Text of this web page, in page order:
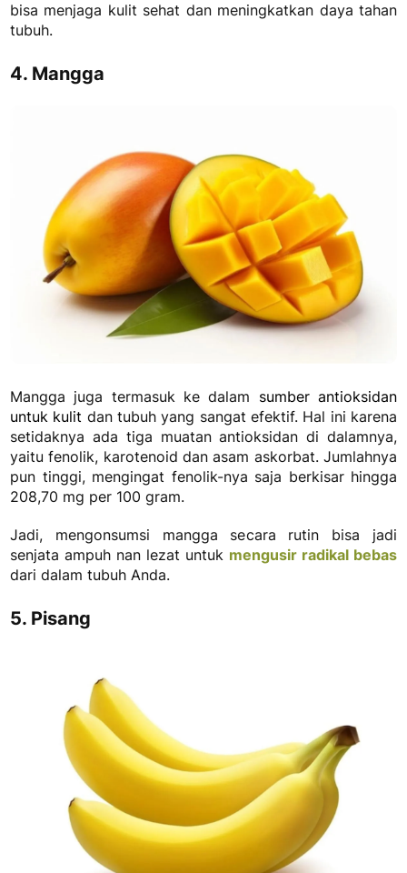
bisa menjaga kulit sehat dan meningkatkan daya tahan
tubuh.
4. Mangga
Mangga juga termasuk ke dalam sumber antioksidan
untuk kulit dan tubuh yang sangat efektif. Hal ini karena
setidaknya ada tiga muatan antioksidan di dalamnya,
yaitu fenolik, karotenoid dan asam askorbat. Jumlahnya
pun tinggi, mengingat fenolik-nya saja berkisar hingga
208,70 mg per 100 gram.
Jadi, mengonsumsi mangga secara rutin bisa jadi
senjata ampuh nan lezat untuk mengusir radikal bebas
dari dalam tubuh Anda.
5. Pisang